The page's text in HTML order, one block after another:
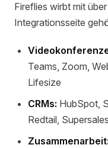
Fireflies wirbt mit
Integrationsseite
Teams, Zoom,
Lifesize
CRMs: HubSpot,
Redtail, Supersales
Zusammenarbeit: